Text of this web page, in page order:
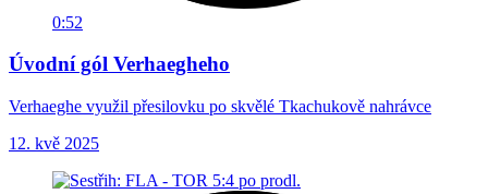
0:52
Úvodní gól Verhaegheho
Verhaeghe využil přesilovku po skvělé Tkachukově nahrávce
12. kvě 2025